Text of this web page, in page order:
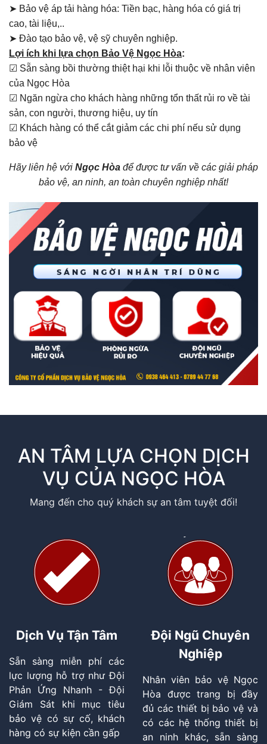
➤ Bảo vệ áp tải hàng hóa: Tiền bạc, hàng hóa có giá trị
cao, tài liệu,..
➤ Đào tạo bảo vệ, vệ sỹ chuyên nghiệp.
Lợi ích khi lựa chọn Bảo Vệ Ngọc Hòa:
☑ Sẵn sàng bồi thường thiệt hại khi lỗi thuộc về nhân viên
của Ngọc Hòa
☑ Ngăn ngừa cho khách hàng những tổn thất rủi ro về tài
sản, con người, thương hiệu, uy tín
☑ Khách hàng có thể cắt giảm các chi phí nếu sử dụng
bảo vệ
Hãy liên hệ với Ngọc Hòa để được tư vấn về các giải pháp
bảo vệ, an ninh, an toàn chuyên nghiệp nhất!
AN TÂM LỰA CHỌN DỊCH
VỤ CỦA NGỌC HÒA
Mang đến cho quý khách sự an tâm tuyệt đối!
Dịch Vụ Tận Tâm
Sẵn sàng miễn phí các
lực lượng hỗ trợ như Đội
Phản Ứng Nhanh - Đội
Giám Sát khi mục tiêu
bảo vệ có sự cố, khách
hàng có sự kiện cần gấp
Đội Ngũ Chuyên
Nghiệp
Nhân viên bảo vệ Ngọc
Hòa được trang bị đầy
đủ các thiết bị bảo vệ và
có các hệ thống thiết bị
an ninh khác, sẵn sàng